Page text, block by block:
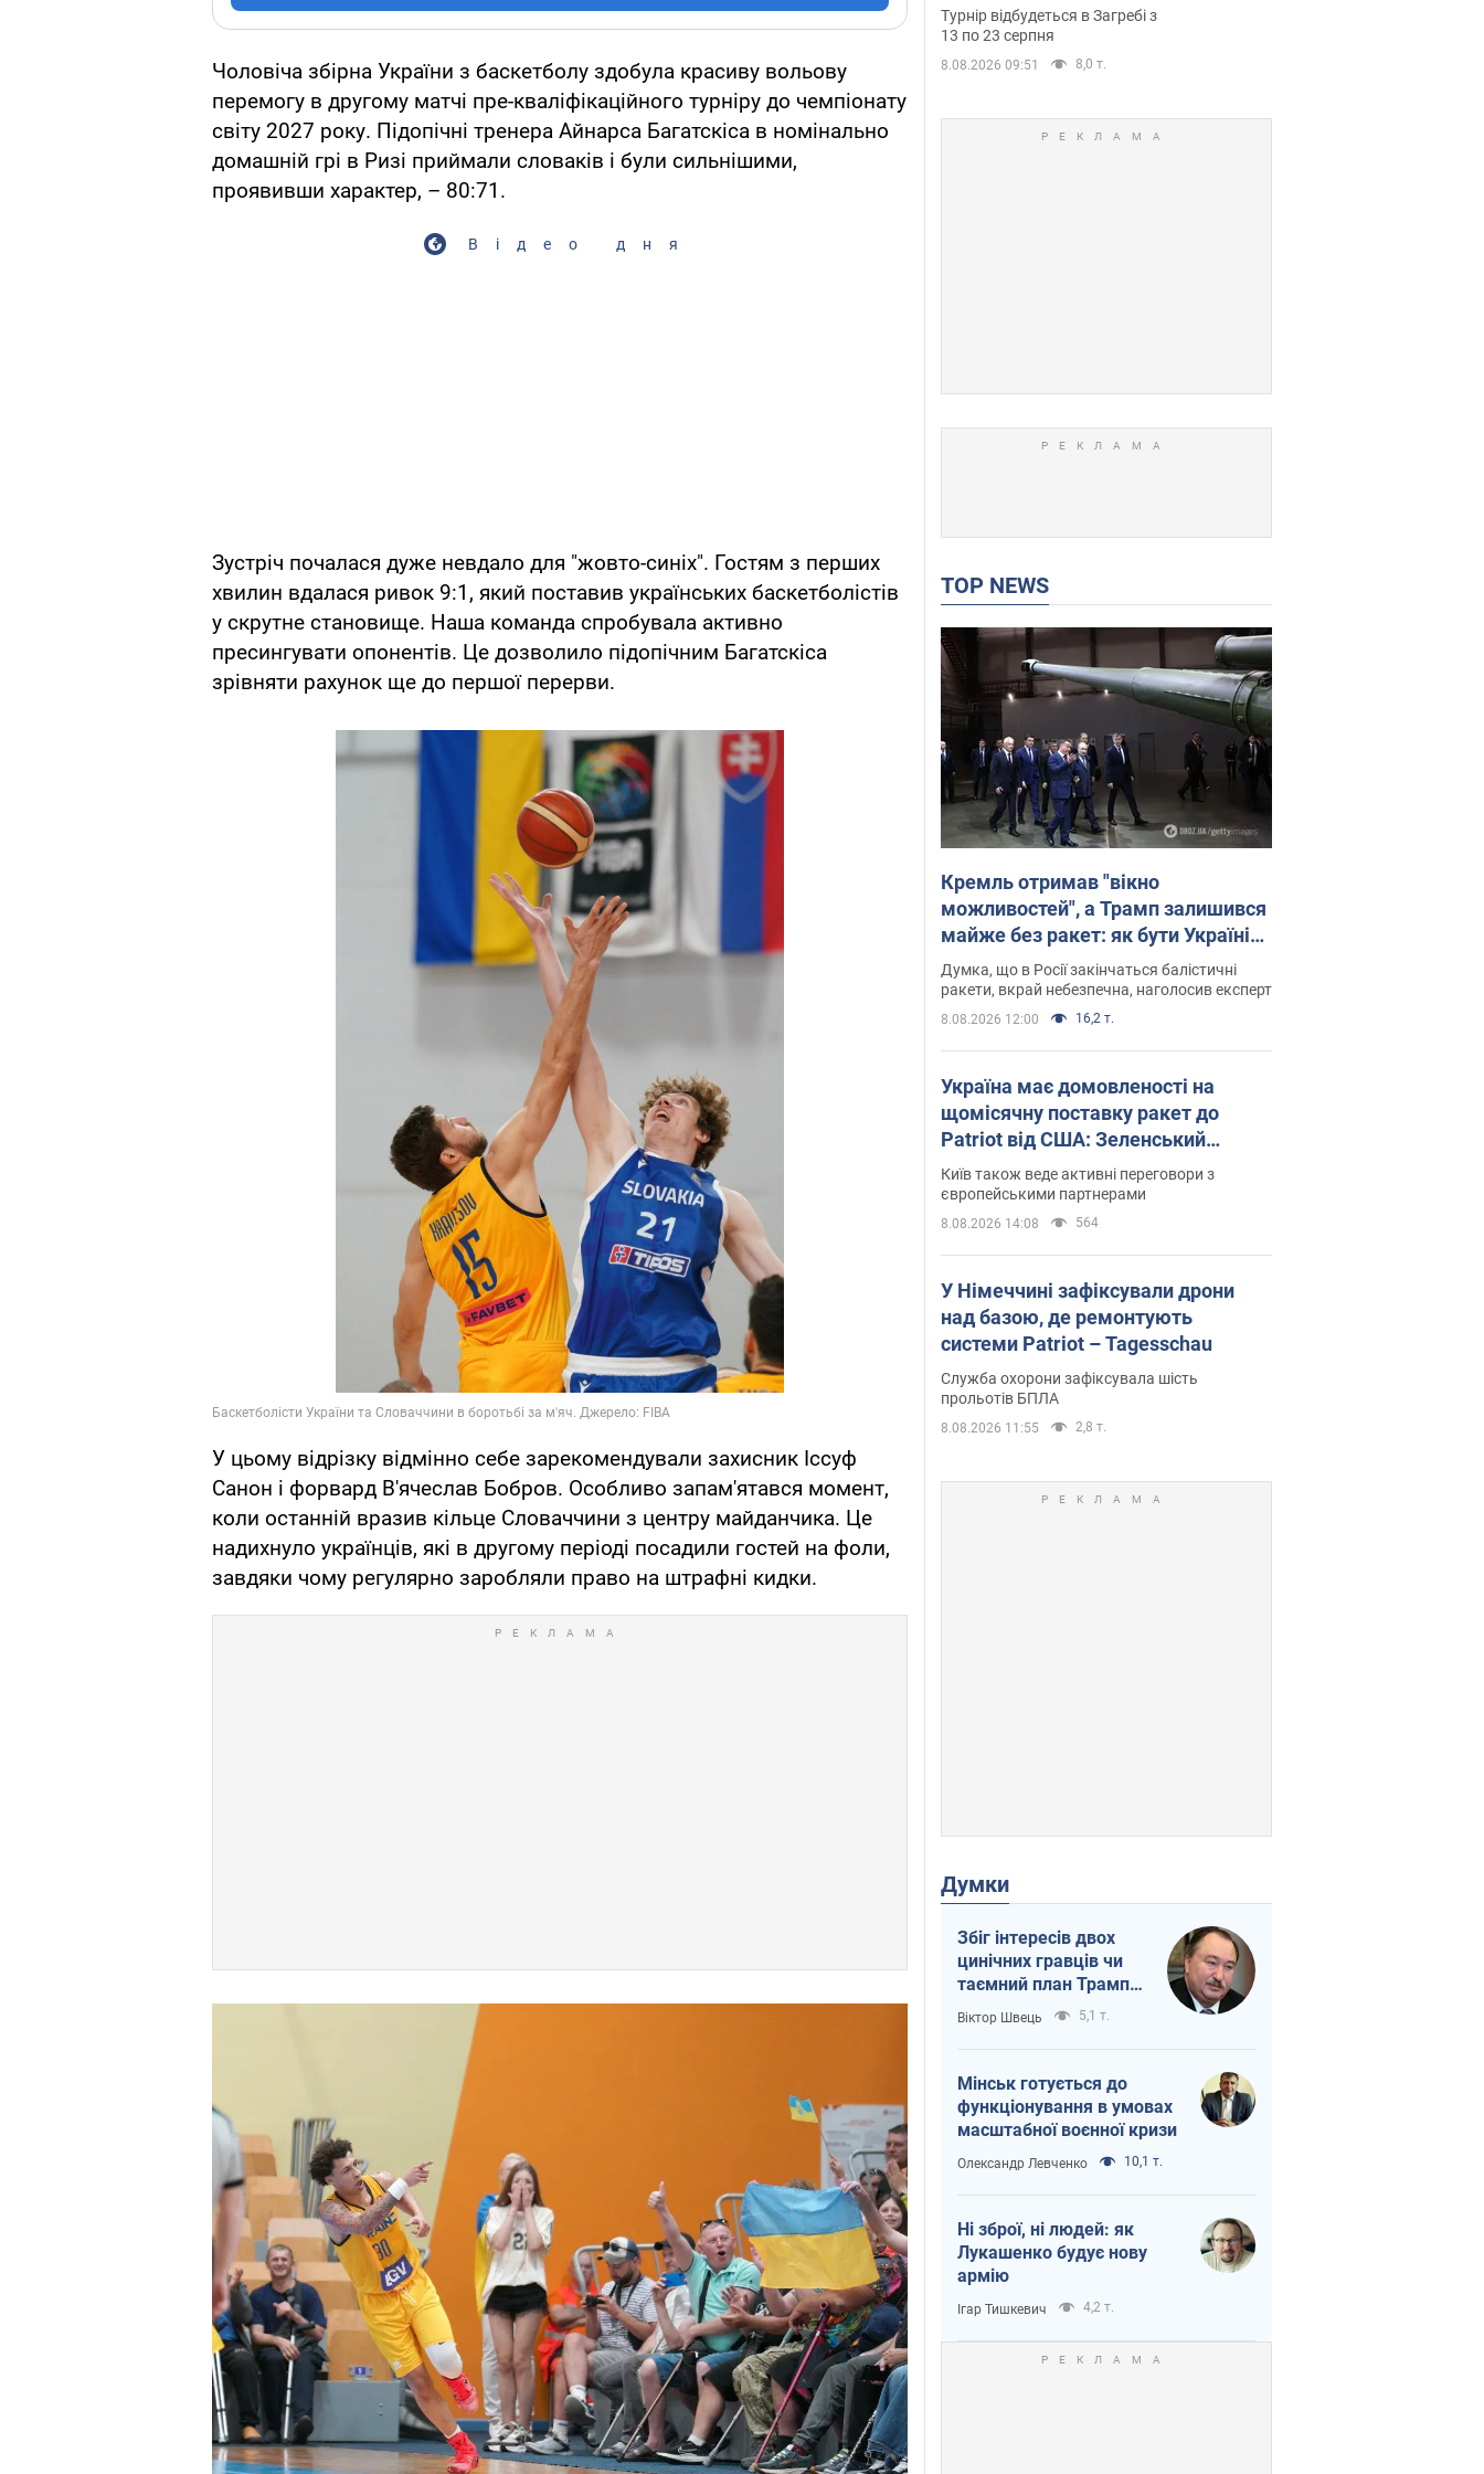
Чоловіча збірна України з баскетболу здобула красиву вольову
перемогу в другому матчі пре-кваліфікаційного турніру до чемпіонату
світу 2027 року. Підопічні тренера Айнарса Багатскіса в номінально
домашній грі в Ризі приймали словаків і були сильнішими,
проявивши характер, – 80:71.
Відео дня
Зустріч почалася дуже невдало для "жовто-синіх". Гостям з перших
хвилин вдалася ривок 9:1, який поставив українських баскетболістів
у скрутне становище. Наша команда спробувала активно
пресингувати опонентів. Це дозволило підопічним Багатскіса
зрівняти рахунок ще до першої перерви.
У цьому відрізку відмінно себе зарекомендували захисник Іссуф
Санон і форвард В'ячеслав Бобров. Особливо запам'ятався момент,
коли останній вразив кільце Словаччини з центру майданчика. Це
надихнуло українців, які в другому періоді посадили гостей на фоли,
завдяки чому регулярно заробляли право на штрафні кидки.
до чемпіонату Європи
основних спортсменів
Турнір відбудеться в Загребі з
13 по 23 серпня
8.08.2026 09:51 8,0 т.
TOP NEWS
Кремль отримав "вікно
можливостей", а Трамп залишився
майже без ракет: як бути Україні?
Інтерв’ю з Мельником
Думка, що в Росії закінчаться балістичні
ракети, вкрай небезпечна, наголосив експерт
8.08.2026 12:00 16,2 т.
Україна має домовленості на
щомісячну поставку ракет до
Patriot від США: Зеленський
розкрив подробиці
Київ також веде активні переговори з
європейськими партнерами
8.08.2026 14:08 564
У Німеччині зафіксували дрони
над базою, де ремонтують
системи Patriot – Tagesschau
Служба охорони зафіксувала шість
прольотів БПЛА
8.08.2026 11:55 2,8 т.
Думки
Збіг інтересів двох
цинічних гравців чи
таємний план Трампа
і Путіна?
Віктор Швець 5,1 т.
Мінськ готується до
функціонування в умовах
масштабної воєнної кризи
Олександр Левченко 10,1 т.
Ні зброї, ні людей: як
Лукашенко будує нову
армію
Ігар Тишкевич 4,2 т.